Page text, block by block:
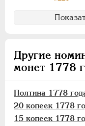
Другие
монет 1778
Полтина 1778
20 копеек 1778
15 копеек 1778